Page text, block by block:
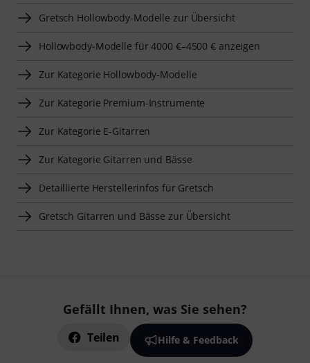
Gretsch Hollowbody-Modelle zur Übersicht
Hollowbody-Modelle für 4000 €–4500 € anzeigen
Zur Kategorie Hollowbody-Modelle
Zur Kategorie Premium-Instrumente
Zur Kategorie E-Gitarren
Zur Kategorie Gitarren und Bässe
Detaillierte Herstellerinfos für Gretsch
Gretsch Gitarren und Bässe zur Übersicht
Gefällt Ihnen, was Sie sehen?
Teilen Hilfe & Feedback